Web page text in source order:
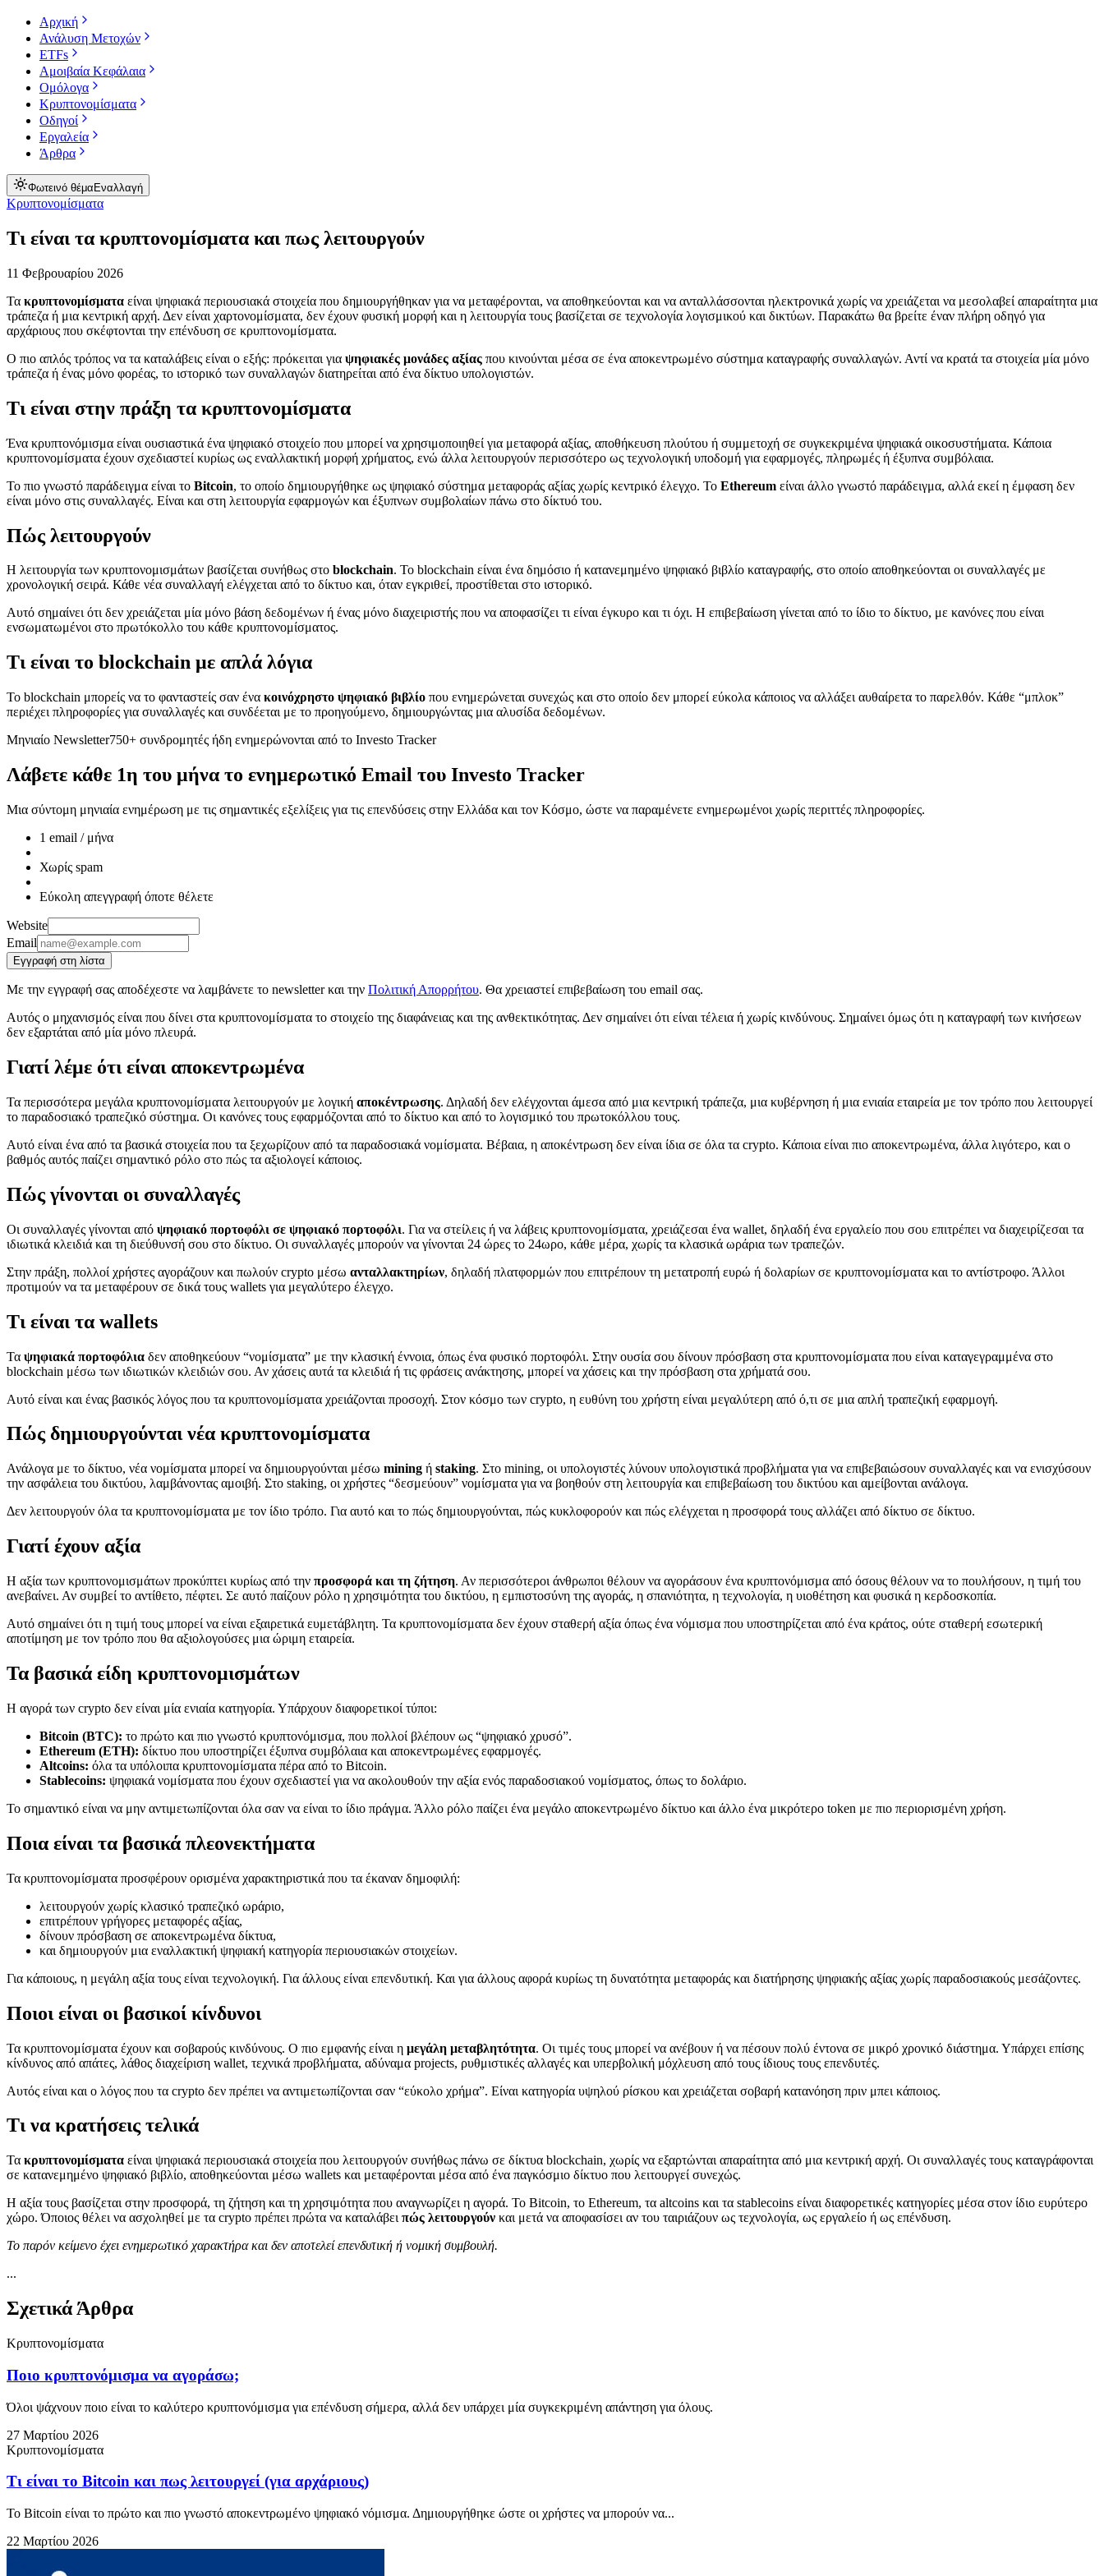
Αρχική
Ανάλυση Μετοχών
ETFs
Αμοιβαία Κεφάλαια
Ομόλογα
Κρυπτονομίσματα
Οδηγοί
Εργαλεία
Άρθρα
Φωτεινό θέμα Εναλλαγή
Κρυπτονομίσματα
Τι είναι τα κρυπτονομίσματα και πως λειτουργούν
11 Φεβρουαρίου 2026
Τα κρυπτονομίσματα είναι ψηφιακά περιουσιακά στοιχεία που δημιουργήθηκαν για να μεταφέρονται, να αποθηκεύονται και να ανταλλάσσονται ηλεκτρονικά χωρίς να χρειάζεται να μεσολαβεί απαραίτητα μια
τράπεζα ή μια κεντρική αρχή. Δεν είναι χαρτονομίσματα, δεν έχουν φυσική μορφή και η λειτουργία τους βασίζεται σε τεχνολογία λογισμικού και δικτύων. Παρακάτω θα βρείτε έναν πλήρη οδηγό για
αρχάριους που σκέφτονται την επένδυση σε κρυπτονομίσματα.
Ο πιο απλός τρόπος να τα καταλάβεις είναι ο εξής: πρόκειται για ψηφιακές μονάδες αξίας που κινούνται μέσα σε ένα αποκεντρωμένο σύστημα καταγραφής συναλλαγών. Αντί να κρατά τα στοιχεία μία μόνο
τράπεζα ή ένας μόνο φορέας, το ιστορικό των συναλλαγών διατηρείται από ένα δίκτυο υπολογιστών.
Τι είναι στην πράξη τα κρυπτονομίσματα
Ένα κρυπτονόμισμα είναι ουσιαστικά ένα ψηφιακό στοιχείο που μπορεί να χρησιμοποιηθεί για μεταφορά αξίας, αποθήκευση πλούτου ή συμμετοχή σε συγκεκριμένα ψηφιακά οικοσυστήματα. Κάποια
κρυπτονομίσματα έχουν σχεδιαστεί κυρίως ως εναλλακτική μορφή χρήματος, ενώ άλλα λειτουργούν περισσότερο ως τεχνολογική υποδομή για εφαρμογές, πληρωμές ή έξυπνα συμβόλαια.
Το πιο γνωστό παράδειγμα είναι το Bitcoin, το οποίο δημιουργήθηκε ως ψηφιακό σύστημα μεταφοράς αξίας χωρίς κεντρικό έλεγχο. Το Ethereum είναι άλλο γνωστό παράδειγμα, αλλά εκεί η έμφαση δεν
είναι μόνο στις συναλλαγές. Είναι και στη λειτουργία εφαρμογών και έξυπνων συμβολαίων πάνω στο δίκτυό του.
Πώς λειτουργούν
Η λειτουργία των κρυπτονομισμάτων βασίζεται συνήθως στο blockchain. Το blockchain είναι ένα δημόσιο ή κατανεμημένο ψηφιακό βιβλίο καταγραφής, στο οποίο αποθηκεύονται οι συναλλαγές με
χρονολογική σειρά. Κάθε νέα συναλλαγή ελέγχεται από το δίκτυο και, όταν εγκριθεί, προστίθεται στο ιστορικό.
Αυτό σημαίνει ότι δεν χρειάζεται μία μόνο βάση δεδομένων ή ένας μόνο διαχειριστής που να αποφασίζει τι είναι έγκυρο και τι όχι. Η επιβεβαίωση γίνεται από το ίδιο το δίκτυο, με κανόνες που είναι
ενσωματωμένοι στο πρωτόκολλο του κάθε κρυπτονομίσματος.
Τι είναι το blockchain με απλά λόγια
Το blockchain μπορείς να το φανταστείς σαν ένα κοινόχρηστο ψηφιακό βιβλίο που ενημερώνεται συνεχώς και στο οποίο δεν μπορεί εύκολα κάποιος να αλλάξει αυθαίρετα το παρελθόν. Κάθε “μπλοκ”
περιέχει πληροφορίες για συναλλαγές και συνδέεται με το προηγούμενο, δημιουργώντας μια αλυσίδα δεδομένων.
Μηνιαίο Newsletter750+ συνδρομητές ήδη ενημερώνονται από το Investo Tracker
Λάβετε κάθε 1η του μήνα το ενημερωτικό Email του Investo Tracker
Μια σύντομη μηνιαία ενημέρωση με τις σημαντικές εξελίξεις για τις επενδύσεις στην Ελλάδα και τον Κόσμο, ώστε να παραμένετε ενημερωμένοι χωρίς περιττές πληροφορίες.
1 email / μήνα
Χωρίς spam
Εύκολη απεγγραφή όποτε θέλετε
Website
Email
Εγγραφή στη λίστα
Με την εγγραφή σας αποδέχεστε να λαμβάνετε το newsletter και την Πολιτική Απορρήτου. Θα χρειαστεί επιβεβαίωση του email σας.
Αυτός ο μηχανισμός είναι που δίνει στα κρυπτονομίσματα το στοιχείο της διαφάνειας και της ανθεκτικότητας. Δεν σημαίνει ότι είναι τέλεια ή χωρίς κινδύνους. Σημαίνει όμως ότι η καταγραφή των κινήσεων
δεν εξαρτάται από μία μόνο πλευρά.
Γιατί λέμε ότι είναι αποκεντρωμένα
Τα περισσότερα μεγάλα κρυπτονομίσματα λειτουργούν με λογική αποκέντρωσης. Δηλαδή δεν ελέγχονται άμεσα από μια κεντρική τράπεζα, μια κυβέρνηση ή μια ενιαία εταιρεία με τον τρόπο που λειτουργεί
το παραδοσιακό τραπεζικό σύστημα. Οι κανόνες τους εφαρμόζονται από το δίκτυο και από το λογισμικό του πρωτοκόλλου τους.
Αυτό είναι ένα από τα βασικά στοιχεία που τα ξεχωρίζουν από τα παραδοσιακά νομίσματα. Βέβαια, η αποκέντρωση δεν είναι ίδια σε όλα τα crypto. Κάποια είναι πιο αποκεντρωμένα, άλλα λιγότερο, και ο
βαθμός αυτός παίζει σημαντικό ρόλο στο πώς τα αξιολογεί κάποιος.
Πώς γίνονται οι συναλλαγές
Οι συναλλαγές γίνονται από ψηφιακό πορτοφόλι σε ψηφιακό πορτοφόλι. Για να στείλεις ή να λάβεις κρυπτονομίσματα, χρειάζεσαι ένα wallet, δηλαδή ένα εργαλείο που σου επιτρέπει να διαχειρίζεσαι τα
ιδιωτικά κλειδιά και τη διεύθυνσή σου στο δίκτυο. Οι συναλλαγές μπορούν να γίνονται 24 ώρες το 24ωρο, κάθε μέρα, χωρίς τα κλασικά ωράρια των τραπεζών.
Στην πράξη, πολλοί χρήστες αγοράζουν και πωλούν crypto μέσω ανταλλακτηρίων, δηλαδή πλατφορμών που επιτρέπουν τη μετατροπή ευρώ ή δολαρίων σε κρυπτονομίσματα και το αντίστροφο. Άλλοι
προτιμούν να τα μεταφέρουν σε δικά τους wallets για μεγαλύτερο έλεγχο.
Τι είναι τα wallets
Τα ψηφιακά πορτοφόλια δεν αποθηκεύουν “νομίσματα” με την κλασική έννοια, όπως ένα φυσικό πορτοφόλι. Στην ουσία σου δίνουν πρόσβαση στα κρυπτονομίσματα που είναι καταγεγραμμένα στο
blockchain μέσω των ιδιωτικών κλειδιών σου. Αν χάσεις αυτά τα κλειδιά ή τις φράσεις ανάκτησης, μπορεί να χάσεις και την πρόσβαση στα χρήματά σου.
Αυτό είναι και ένας βασικός λόγος που τα κρυπτονομίσματα χρειάζονται προσοχή. Στον κόσμο των crypto, η ευθύνη του χρήστη είναι μεγαλύτερη από ό,τι σε μια απλή τραπεζική εφαρμογή.
Πώς δημιουργούνται νέα κρυπτονομίσματα
Ανάλογα με το δίκτυο, νέα νομίσματα μπορεί να δημιουργούνται μέσω mining ή staking. Στο mining, οι υπολογιστές λύνουν υπολογιστικά προβλήματα για να επιβεβαιώσουν συναλλαγές και να ενισχύσουν
την ασφάλεια του δικτύου, λαμβάνοντας αμοιβή. Στο staking, οι χρήστες “δεσμεύουν” νομίσματα για να βοηθούν στη λειτουργία και επιβεβαίωση του δικτύου και αμείβονται ανάλογα.
Δεν λειτουργούν όλα τα κρυπτονομίσματα με τον ίδιο τρόπο. Για αυτό και το πώς δημιουργούνται, πώς κυκλοφορούν και πώς ελέγχεται η προσφορά τους αλλάζει από δίκτυο σε δίκτυο.
Γιατί έχουν αξία
Η αξία των κρυπτονομισμάτων προκύπτει κυρίως από την προσφορά και τη ζήτηση. Αν περισσότεροι άνθρωποι θέλουν να αγοράσουν ένα κρυπτονόμισμα από όσους θέλουν να το πουλήσουν, η τιμή του
ανεβαίνει. Αν συμβεί το αντίθετο, πέφτει. Σε αυτό παίζουν ρόλο η χρησιμότητα του δικτύου, η εμπιστοσύνη της αγοράς, η σπανιότητα, η τεχνολογία, η υιοθέτηση και φυσικά η κερδοσκοπία.
Αυτό σημαίνει ότι η τιμή τους μπορεί να είναι εξαιρετικά ευμετάβλητη. Τα κρυπτονομίσματα δεν έχουν σταθερή αξία όπως ένα νόμισμα που υποστηρίζεται από ένα κράτος, ούτε σταθερή εσωτερική
αποτίμηση με τον τρόπο που θα αξιολογούσες μια ώριμη εταιρεία.
Τα βασικά είδη κρυπτονομισμάτων
Η αγορά των crypto δεν είναι μία ενιαία κατηγορία. Υπάρχουν διαφορετικοί τύποι:
Bitcoin (BTC): το πρώτο και πιο γνωστό κρυπτονόμισμα, που πολλοί βλέπουν ως “ψηφιακό χρυσό”.
Ethereum (ETH): δίκτυο που υποστηρίζει έξυπνα συμβόλαια και αποκεντρωμένες εφαρμογές.
Altcoins: όλα τα υπόλοιπα κρυπτονομίσματα πέρα από το Bitcoin.
Stablecoins: ψηφιακά νομίσματα που έχουν σχεδιαστεί για να ακολουθούν την αξία ενός παραδοσιακού νομίσματος, όπως το δολάριο.
Το σημαντικό είναι να μην αντιμετωπίζονται όλα σαν να είναι το ίδιο πράγμα. Άλλο ρόλο παίζει ένα μεγάλο αποκεντρωμένο δίκτυο και άλλο ένα μικρότερο token με πιο περιορισμένη χρήση.
Ποια είναι τα βασικά πλεονεκτήματα
Τα κρυπτονομίσματα προσφέρουν ορισμένα χαρακτηριστικά που τα έκαναν δημοφιλή:
λειτουργούν χωρίς κλασικό τραπεζικό ωράριο,
επιτρέπουν γρήγορες μεταφορές αξίας,
δίνουν πρόσβαση σε αποκεντρωμένα δίκτυα,
και δημιουργούν μια εναλλακτική ψηφιακή κατηγορία περιουσιακών στοιχείων.
Για κάποιους, η μεγάλη αξία τους είναι τεχνολογική. Για άλλους είναι επενδυτική. Και για άλλους αφορά κυρίως τη δυνατότητα μεταφοράς και διατήρησης ψηφιακής αξίας χωρίς παραδοσιακούς μεσάζοντες.
Ποιοι είναι οι βασικοί κίνδυνοι
Τα κρυπτονομίσματα έχουν και σοβαρούς κινδύνους. Ο πιο εμφανής είναι η μεγάλη μεταβλητότητα. Οι τιμές τους μπορεί να ανέβουν ή να πέσουν πολύ έντονα σε μικρό χρονικό διάστημα. Υπάρχει επίσης
κίνδυνος από απάτες, λάθος διαχείριση wallet, τεχνικά προβλήματα, αδύναμα projects, ρυθμιστικές αλλαγές και υπερβολική μόχλευση από τους ίδιους τους επενδυτές.
Αυτός είναι και ο λόγος που τα crypto δεν πρέπει να αντιμετωπίζονται σαν “εύκολο χρήμα”. Είναι κατηγορία υψηλού ρίσκου και χρειάζεται σοβαρή κατανόηση πριν μπει κάποιος.
Τι να κρατήσεις τελικά
Τα κρυπτονομίσματα είναι ψηφιακά περιουσιακά στοιχεία που λειτουργούν συνήθως πάνω σε δίκτυα blockchain, χωρίς να εξαρτώνται απαραίτητα από μια κεντρική αρχή. Οι συναλλαγές τους καταγράφονται
σε κατανεμημένο ψηφιακό βιβλίο, αποθηκεύονται μέσω wallets και μεταφέρονται μέσα από ένα παγκόσμιο δίκτυο που λειτουργεί συνεχώς.
Η αξία τους βασίζεται στην προσφορά, τη ζήτηση και τη χρησιμότητα που αναγνωρίζει η αγορά. Το Bitcoin, το Ethereum, τα altcoins και τα stablecoins είναι διαφορετικές κατηγορίες μέσα στον ίδιο ευρύτερο
χώρο. Όποιος θέλει να ασχοληθεί με τα crypto πρέπει πρώτα να καταλάβει πώς λειτουργούν και μετά να αποφασίσει αν του ταιριάζουν ως τεχνολογία, ως εργαλείο ή ως επένδυση.
Το παρόν κείμενο έχει ενημερωτικό χαρακτήρα και δεν αποτελεί επενδυτική ή νομική συμβουλή.
...
Σχετικά Άρθρα
Κρυπτονομίσματα
Ποιο κρυπτονόμισμα να αγοράσω;
Όλοι ψάχνουν ποιο είναι το καλύτερο κρυπτονόμισμα για επένδυση σήμερα, αλλά δεν υπάρχει μία συγκεκριμένη απάντηση για όλους.
27 Μαρτίου 2026
Κρυπτονομίσματα
Τι είναι το Bitcoin και πως λειτουργεί (για αρχάριους)
Το Bitcoin είναι το πρώτο και πιο γνωστό αποκεντρωμένο ψηφιακό νόμισμα. Δημιουργήθηκε ώστε οι χρήστες να μπορούν να...
22 Μαρτίου 2026